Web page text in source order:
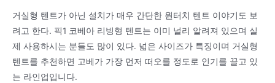
거실형 텐트가 아닌 설치가 매우 간단한 원터치 텐트 이야기도 보
려고 한다. 픽1 코베아 리빙형 텐트는 이미 널리 알려져 있으며 실
제 사용하시는 분들도 많이 있다. 넓은 사이즈가 특징이며 거실형
텐트를 추천하면 고베가 가장 먼저 떠오를 정도로 인기를 끌고 있
는 라인업입니다.